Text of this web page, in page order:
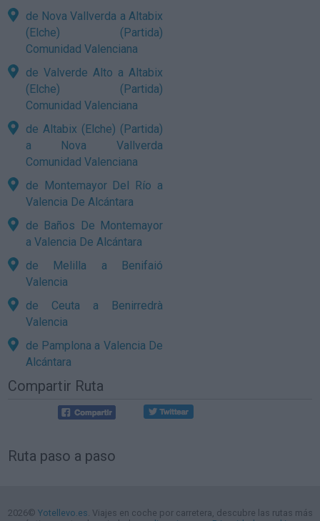
de Nova Vallverda a Altabix
(Elche) (Partida)
Comunidad Valenciana
de Valverde Alto a Altabix
(Elche) (Partida)
Comunidad Valenciana
de Altabix (Elche) (Partida)
a Nova Vallverda
Comunidad Valenciana
de Montemayor Del Río a
Valencia De Alcántara
de Baños De Montemayor
a Valencia De Alcántara
de Melilla a Benifaió
Valencia
de Ceuta a Benirredrà
Valencia
de Pamplona a Valencia De
Alcántara
Compartir Ruta
Ruta paso a paso
2026© Yotellevo.es. Viajes en coche por carretera, descubre las rutas más